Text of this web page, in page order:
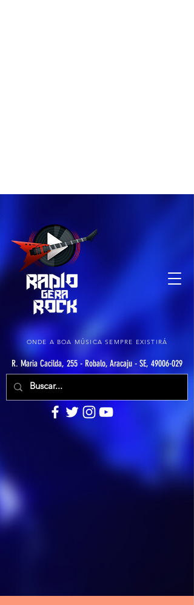
ONDE A BOA MÚSICA SEMPRE EXISTIRÁ
R. Maria Cacilda, 255 - Robalo, Aracaju - SE, 49006-029